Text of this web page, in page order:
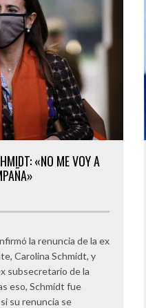
«NO ME VOY A
la renuncia de la ex
Carolina Schmidt, y
subsecretario de la
eso, Schmidt fue
su renuncia se